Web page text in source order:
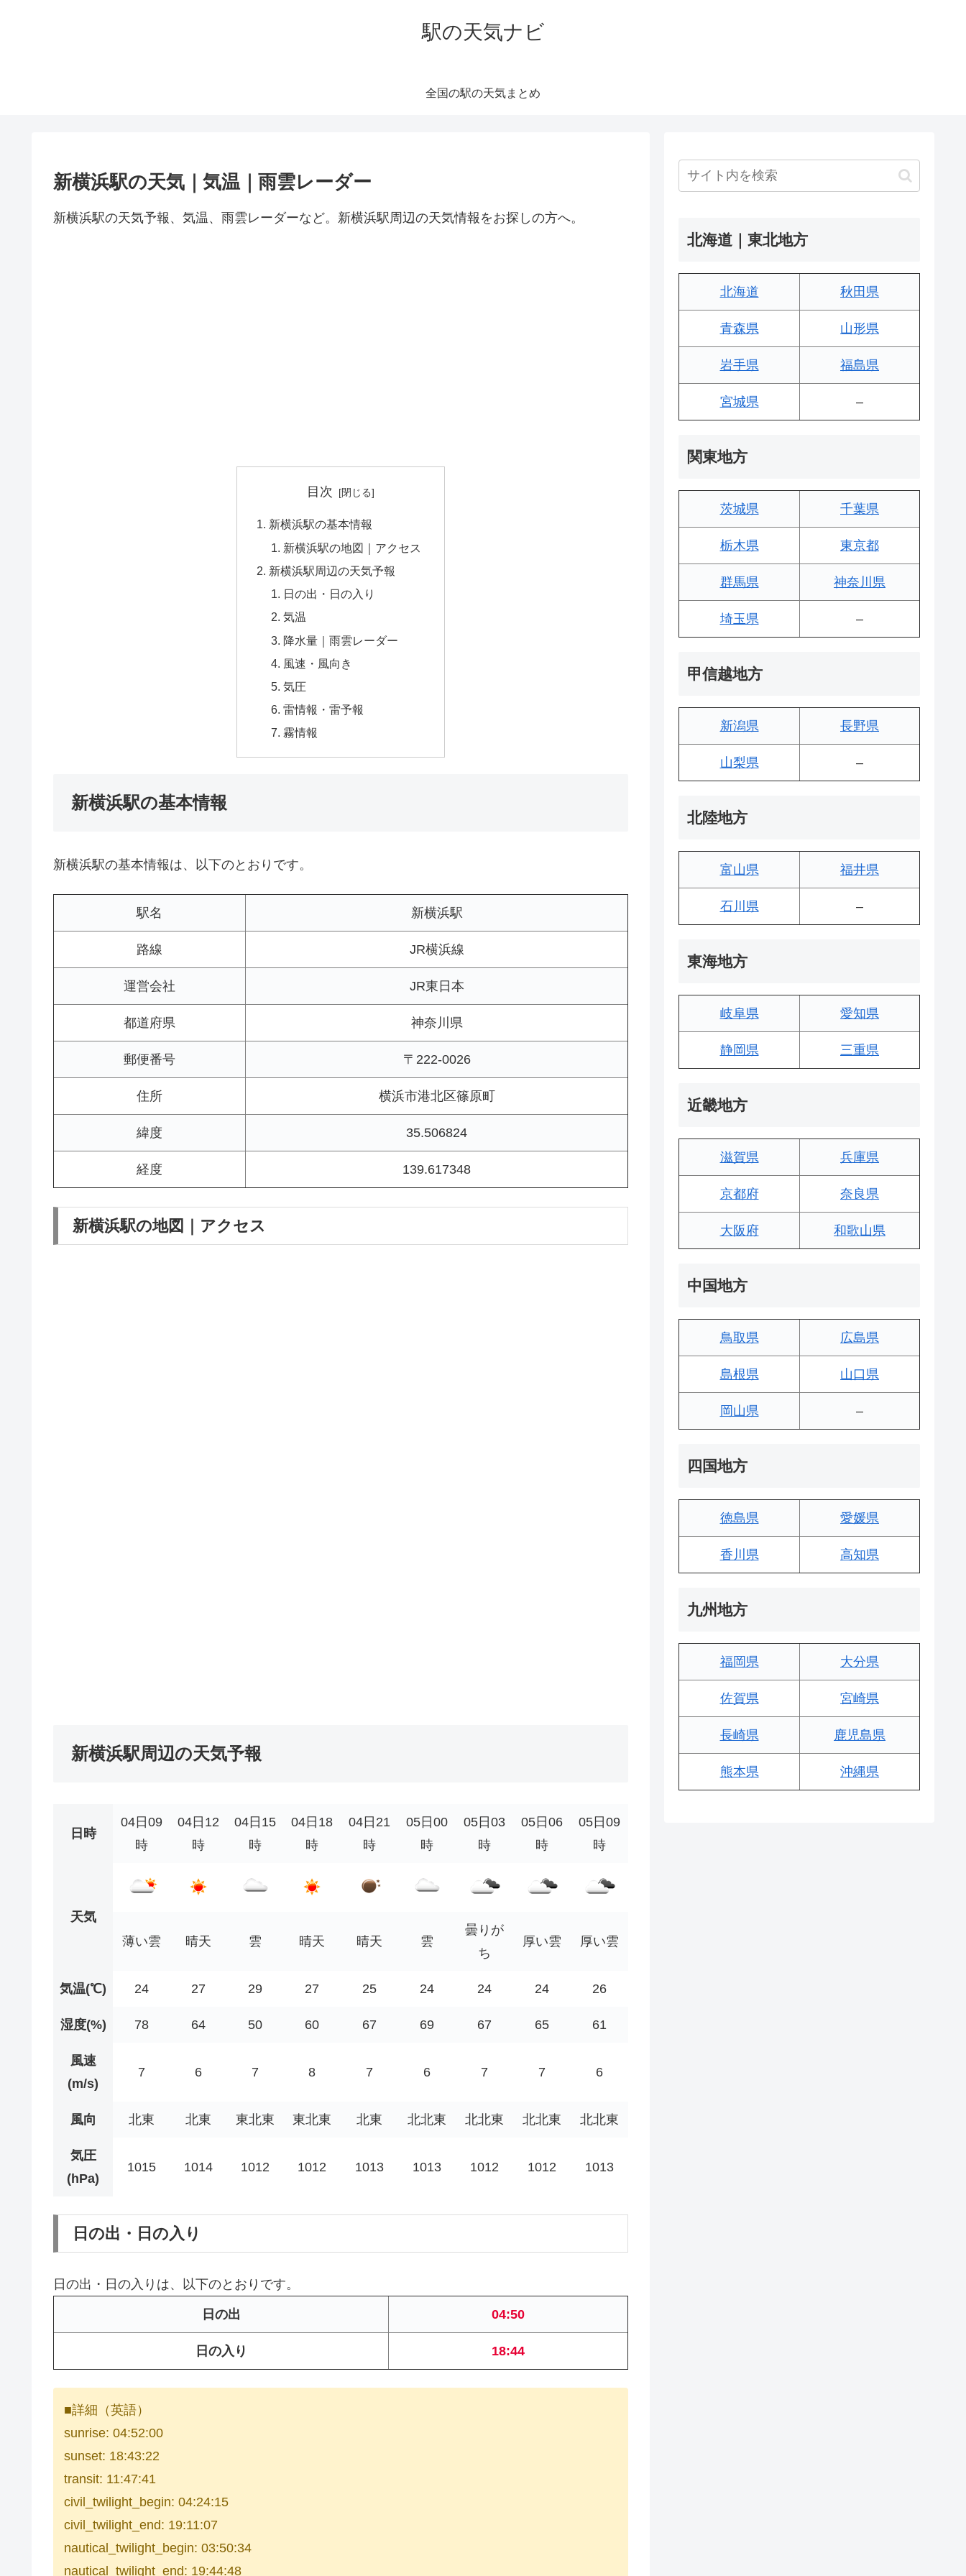
駅の天気ナビ
全国の駅の天気まとめ
新横浜駅の天気｜気温｜雨雲レーダー
新横浜駅の天気予報、気温、雨雲レーダーなど。新横浜駅周辺の天気情報をお探しの方へ。
目次
新横浜駅の基本情報
新横浜駅の地図｜アクセス
新横浜駅周辺の天気予報
日の出・日の入り
気温
降水量｜雨雲レーダー
風速・風向き
気圧
雷情報・雷予報
霧情報
新横浜駅の基本情報
新横浜駅の基本情報は、以下のとおりです。
駅名 新横浜駅
路線 JR横浜線
運営会社 JR東日本
都道府県 神奈川県
郵便番号 〒222-0026
住所 横浜市港北区篠原町
緯度 35.506824
経度 139.617348
新横浜駅の地図｜アクセス
新横浜駅周辺の天気予報
日時
04日09
時
04日12
時
04日15
時
04日18
時
04日21
時
05日00
時
05日03
時
05日06
時
05日09
時
天気
薄い雲
晴天 雲 晴天 晴天 雲
曇りが
ち
厚い雲 厚い雲
気温(℃) 24 27 29 27 25 24 24 24 26
湿度(%) 78 64 50 60 67 69 67 65 61
風速
(m/s)
7 6 7 8 7 6 7 7 6
風向 北東 北東 東北東 東北東 北東 北北東 北北東 北北東 北北東
気圧
(hPa)
1015 1014 1012 1012 1013 1013 1012 1012 1013
日の出・日の入り
日の出・日の入りは、以下のとおりです。
日の出 04:50
日の入り 18:44
■詳細（英語）
sunrise: 04:52:00
sunset: 18:43:22
transit: 11:47:41
civil_twilight_begin: 04:24:15
civil_twilight_end: 19:11:07
nautical_twilight_begin: 03:50:34
nautical_twilight_end: 19:44:48
北海道｜東北地方
北海道 秋田県
青森県 山形県
岩手県 福島県
宮城県 –
関東地方
茨城県 千葉県
栃木県 東京都
群馬県 神奈川県
埼玉県 –
甲信越地方
新潟県 長野県
山梨県 –
北陸地方
富山県 福井県
石川県 –
東海地方
岐阜県 愛知県
静岡県 三重県
近畿地方
滋賀県 兵庫県
京都府 奈良県
大阪府 和歌山県
中国地方
鳥取県 広島県
島根県 山口県
岡山県 –
四国地方
徳島県 愛媛県
香川県 高知県
九州地方
福岡県 大分県
佐賀県 宮崎県
長崎県 鹿児島県
熊本県 沖縄県